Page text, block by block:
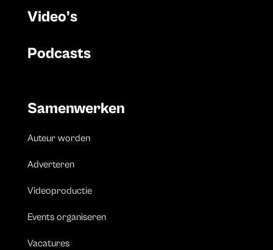
Video’s
Podcasts
Samenwerken
Auteur worden
Adverteren
Videoproductie
Events organiseren
Vacatures